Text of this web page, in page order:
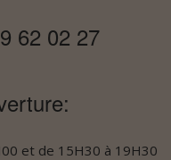
62 02 27
et de 15H30 à 19H30